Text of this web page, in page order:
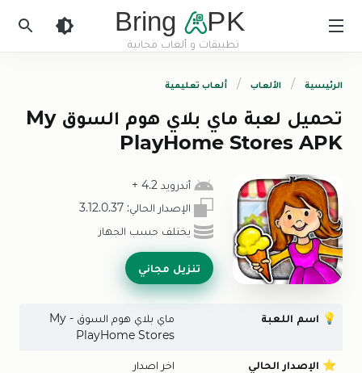
Bring PK
تطبيقات و ألعاب مجانية
الرئيسية الألعاب ألعاب تعليمية
تحميل لعبة ماي بلاي هوم السوق My
PlayHome Stores APK
أندرويد 4.2
+
الإصدار الحالي: 3.12.0.37
يختلف حسب الجهاز
تنزيل مجاني
💡 اسم اللعبة
ماي بلاي هوم السوق - My
PlayHome Stores
⭐ الإصدار الحالي اخر اصدار